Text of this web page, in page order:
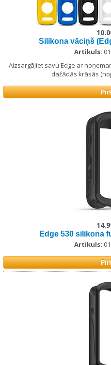
Silikona vāciņš
Artikuls:
Aizsargājiet savu Edge ar
dažādās krāsās
Edge 530 silikona
Artikuls: